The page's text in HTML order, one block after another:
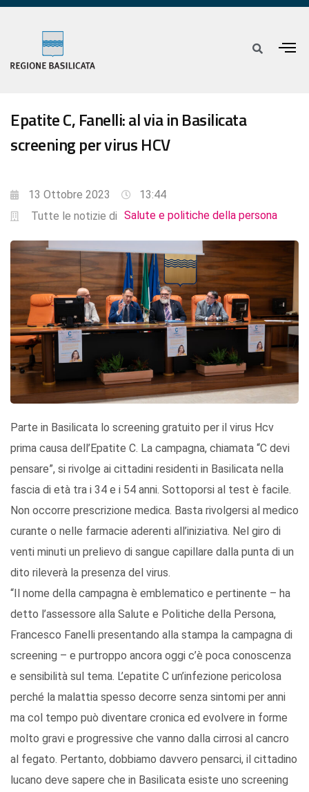
Epatite C, Fanelli: al via in Basilicata
screening per virus HCV
13 Ottobre 2023
13:44
Tutte le notizie di Salute e politiche della persona
Parte in Basilicata lo screening gratuito per il virus Hcv
prima causa dell’Epatite C. La campagna, chiamata “C devi
pensare”, si rivolge ai cittadini residenti in Basilicata nella
fascia di età tra i 34 e i 54 anni. Sottoporsi al test è facile.
Non occorre prescrizione medica. Basta rivolgersi al medico
curante o nelle farmacie aderenti all’iniziativa. Nel giro di
venti minuti un prelievo di sangue capillare dalla punta di un
dito rileverà la presenza del virus.
“Il nome della campagna è emblematico e pertinente – ha
detto l’assessore alla Salute e Politiche della Persona,
Francesco Fanelli presentando alla stampa la campagna di
screening – e purtroppo ancora oggi c’è poca conoscenza
e sensibilità sul tema. L’epatite C un’infezione pericolosa
perché la malattia spesso decorre senza sintomi per anni
ma col tempo può diventare cronica ed evolvere in forme
molto gravi e progressive che vanno dalla cirrosi al cancro
al fegato. Pertanto, dobbiamo davvero pensarci, il cittadino
lucano deve sapere che in Basilicata esiste uno screening